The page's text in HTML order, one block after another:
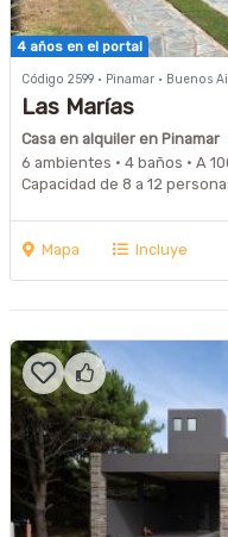
4 años en el portal
Código 2599 · Pinamar · Buenos
Las Marías
Casa en alquiler en Pinamar
6 ambientes · 4 baños · A
Capacidad de 8 a 12
Mapa Incluye